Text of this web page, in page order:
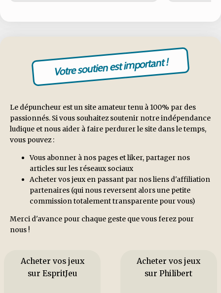
Votre soutien est important !
Le dépuncheur est un site amateur tenu à 100% par des
passionnés. Si vous souhaitez soutenir notre indépendance
ludique et nous aider à faire perdurer le site dans le temps,
vous pouvez :
Vous abonner à nos pages et liker, partager nos
articles sur les réseaux sociaux
Acheter vos jeux en passant par nos liens d'affiliation
partenaires (qui nous reversent alors une petite
commission totalement transparente pour vous)
Merci d'avance pour chaque geste que vous ferez pour
nous !
Acheter vos jeux
sur EspritJeu
Acheter vos jeux
sur Philibert